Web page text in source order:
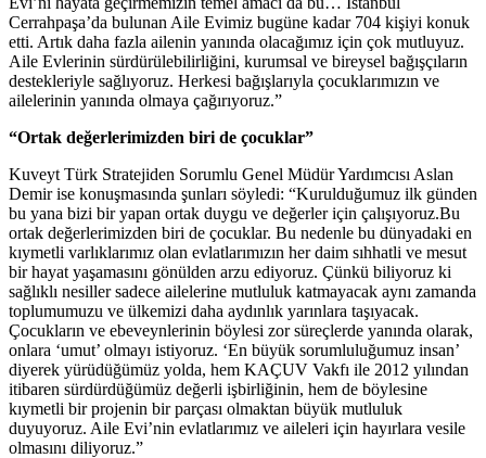
Cerrahpaşa’da bulunan Aile Evimiz bugüne kadar 704 kişiyi konuk
etti. Artık daha fazla ailenin yanında olacağımız için çok mutluyuz.
Aile Evlerinin sürdürülebilirliğini, kurumsal ve bireysel bağışçıların
destekleriyle sağlıyoruz. Herkesi bağışlarıyla çocuklarımızın ve
ailelerinin yanında olmaya çağırıyoruz.”
“Ortak değerlerimizden biri de çocuklar”
Kuveyt Türk Stratejiden Sorumlu Genel Müdür Yardımcısı Aslan
Demir ise konuşmasında şunları söyledi: “Kurulduğumuz ilk günden
bu yana bizi bir yapan ortak duygu ve değerler için çalışıyoruz.Bu
ortak değerlerimizden biri de çocuklar. Bu nedenle bu dünyadaki en
kıymetli varlıklarımız olan evlatlarımızın her daim sıhhatli ve mesut
bir hayat yaşamasını gönülden arzu ediyoruz. Çünkü biliyoruz ki
sağlıklı nesiller sadece ailelerine mutluluk katmayacak aynı zamanda
toplumumuzu ve ülkemizi daha aydınlık yarınlara taşıyacak.
Çocukların ve ebeveynlerinin böylesi zor süreçlerde yanında olarak,
onlara ‘umut’ olmayı istiyoruz. ‘En büyük sorumluluğumuz insan’
diyerek yürüdüğümüz yolda, hem KAÇUV Vakfı ile 2012 yılından
itibaren sürdürdüğümüz değerli işbirliğinin, hem de böylesine
kıymetli bir projenin bir parçası olmaktan büyük mutluluk
duyuyoruz. Aile Evi’nin evlatlarımız ve aileleri için hayırlara vesile
olmasını diliyoruz.”